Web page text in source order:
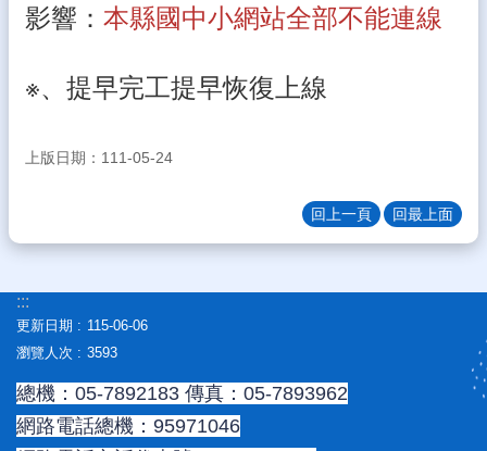
認
光
學
常
網
站
校
專
區
影響： 本縣國中小網站全部不能連線
※、提早完工提早恢復上線
上版日期：111-05-24
回上一頁 回最上面
:::
更新日期
115-06-06
瀏覽人次
3593
總機：05-7892183 傳真：05-7893962
網路電話總機：95971046